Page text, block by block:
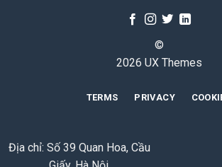
©
2026 UX Themes
TERMS PRIVACY
Địa chỉ: Số 39 Quan Hoa, Cầu